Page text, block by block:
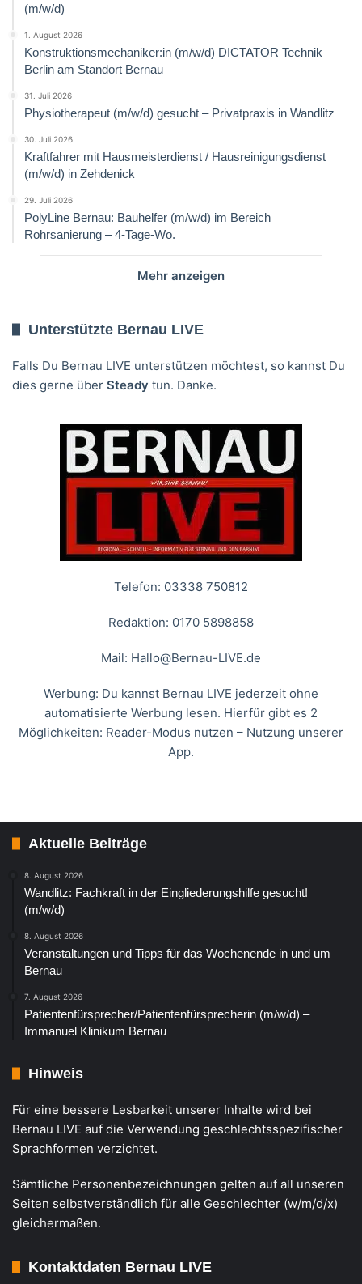
(m/w/d)
1. August 2026
Konstruktionsmechaniker:in (m/w/d) DICTATOR Technik
Berlin am Standort Bernau
31. Juli 2026
Physiotherapeut (m/w/d) gesucht – Privatpraxis in Wandlitz
30. Juli 2026
Kraftfahrer mit Hausmeisterdienst / Hausreinigungsdienst
(m/w/d) in Zehdenick
29. Juli 2026
PolyLine Bernau: Bauhelfer (m/w/d) im Bereich
Rohrsanierung – 4-Tage-Wo.
Mehr anzeigen
Unterstützte Bernau LIVE
Falls Du Bernau LIVE unterstützen möchtest, so kannst Du
dies gerne über Steady tun. Danke.
Telefon: 03338 750812
Redaktion: 0170 5898858
Mail: Hallo@Bernau-LIVE.de
Werbung: Du kannst Bernau LIVE jederzeit ohne
automatisierte Werbung lesen. Hierfür gibt es 2
Möglichkeiten: Reader-Modus nutzen – Nutzung unserer
App.
Aktuelle Beiträge
8. August 2026
Wandlitz: Fachkraft in der Eingliederungshilfe gesucht!
(m/w/d)
8. August 2026
Veranstaltungen und Tipps für das Wochenende in und um
Bernau
7. August 2026
Patientenfürsprecher/Patientenfürsprecherin (m/w/d) –
Immanuel Klinikum Bernau
Hinweis
Für eine bessere Lesbarkeit unserer Inhalte wird bei
Bernau LIVE auf die Verwendung geschlechtsspezifischer
Sprachformen verzichtet.
Sämtliche Personenbezeichnungen gelten auf all unseren
Seiten selbstverständlich für alle Geschlechter (w/m/d/x)
gleichermaßen.
Kontaktdaten Bernau LIVE